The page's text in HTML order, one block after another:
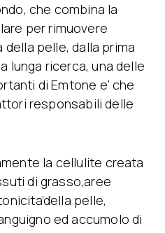
che combina la
per rimuovere
della pelle, dalla prima
lunga ricerca, una delle
di Emtone e’ che
responsabili delle
la cellulite creata
di grasso,aree
pelle,
ed accumolo di